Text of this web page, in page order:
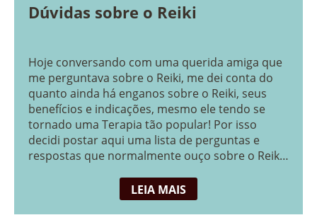
Dúvidas sobre o Reiki
Hoje conversando com uma querida amiga que
me perguntava sobre o Reiki, me dei conta do
quanto ainda há enganos sobre o Reiki, seus
benefícios e indicações, mesmo ele tendo se
tornado uma Terapia tão popular! Por isso
decidi postar aqui uma lista de perguntas e
respostas que normalmente ouço sobre o Reiki:
LEIA MAIS